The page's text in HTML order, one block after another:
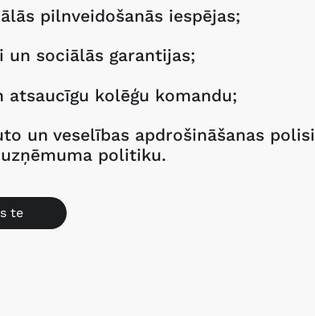
pilnveidošanās iespējas;
sociālās garantijas;
atsaucīgu kolēģu komandu;
un veselības apdrošināšanas polisi
politiku.
te